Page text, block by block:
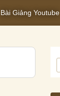
Bài Giảng Youtube